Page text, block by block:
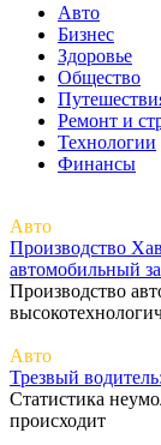
Авто
Бизнес
Здоровье
Общество
Ремонт и
Технологии
Финансы
Авто
Производство
автомобильный
Производство
Авто
Трезвый
Статистика
происходит